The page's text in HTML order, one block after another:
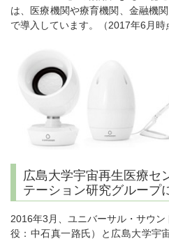
は、医療機関や療育機関、金融機
で導入しています。（2017年6月時
広島大学宇宙再生医療
テーション研究グループ
2016年3月、ユニバーサル・サウ
役：中石真一路氏）と広島大学宇